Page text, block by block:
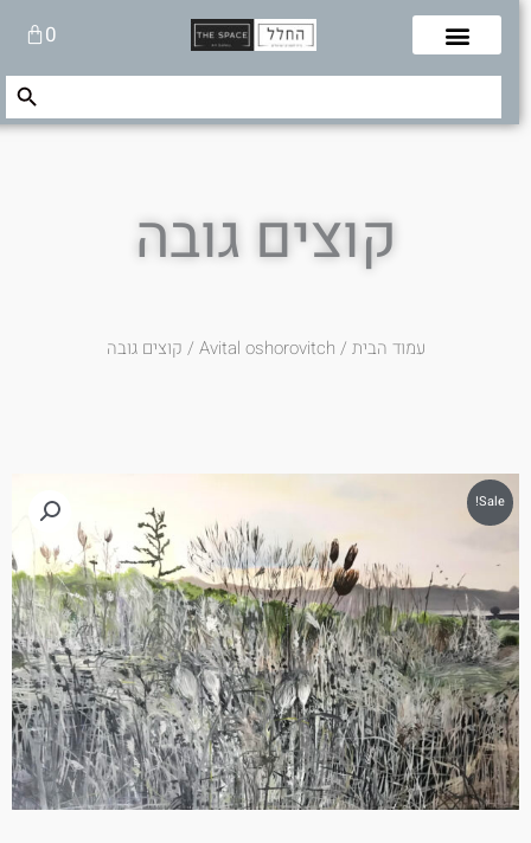
0עגלת
קניות
Search
Search Button
קוצים גובה
עמוד הבית/
Avital oshorovitch/ קוצים גובה
Sale!